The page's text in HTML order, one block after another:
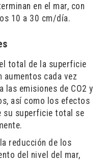
en el mar, con
10 a 30 cm/día.
total de la superficie
aumentos cada vez
las emisiones de CO2 y
así como los efectos
su superficie total se
reducción de los
del nivel del mar,